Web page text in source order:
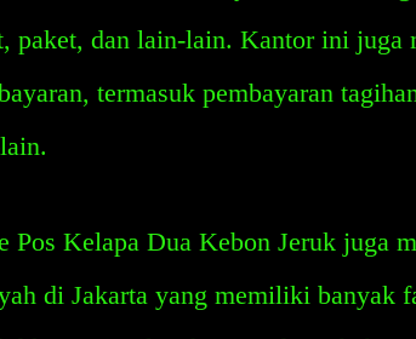
paket, dan lain-lain. Kantor ini juga
termasuk pembayaran
Pos Kelapa Dua Kebon Jeruk juga
di Jakarta yang memiliki banyak